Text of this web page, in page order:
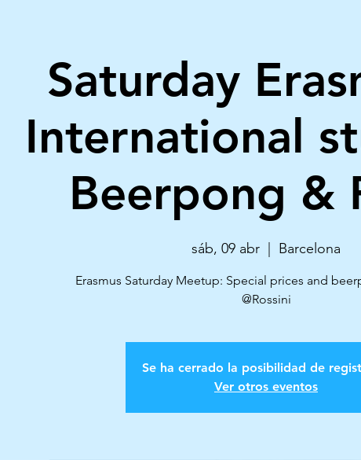
Saturday
International
Beerpong &
sáb, 09 abr Barcelona
Erasmus Saturday Meetup: Special prices and
Se ha cerrado la posibilidad de
Ver otros eventos